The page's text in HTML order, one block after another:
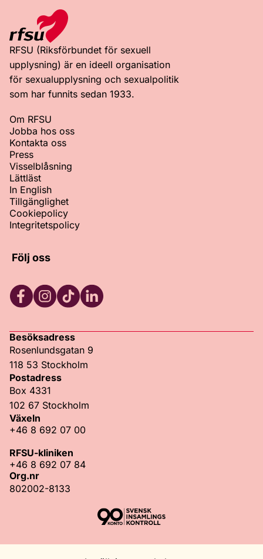
RFSU (Riksförbundet för sexuell
upplysning) är en ideell organisation
för sexualupplysning och sexualpolitik
som har funnits sedan 1933.
Om RFSU
Jobba hos oss
Kontakta oss
Press
Visselblåsning
Lättläst
In English
Tillgänglighet
Cookiepolicy
Integritetspolicy
Följ oss
Besöksadress
Rosenlundsgatan 9
118 53 Stockholm
Postadress
Box 4331
102 67 Stockholm
Växeln
+46 8 692 07 00
RFSU-kliniken
+46 8 692 07 84
Org.nr
802002-8133